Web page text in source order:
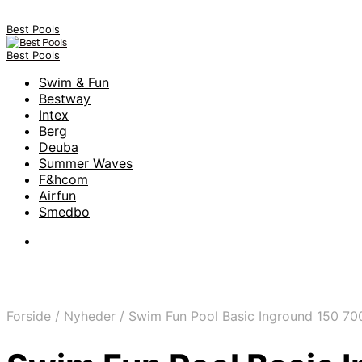
Best Pools
Best Pools
Swim & Fun
Bestway
Intex
Berg
Deuba
Summer Waves
F&hcom
Airfun
Smedbo
Forside / Nyheder / Swim Fun Pool Basic Inground 150